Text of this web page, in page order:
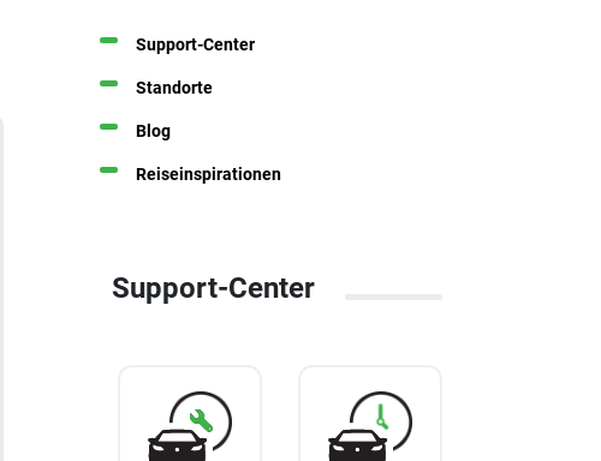
Support-Center
Standorte
Blog
Reiseinspirationen
Support-Center